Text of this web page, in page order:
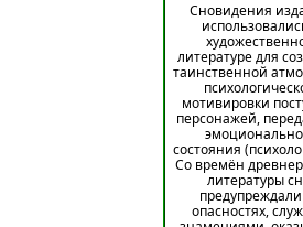
Сновидения
литературе для
таинственной
мотивировки
персонажей,
состояния
Со времён
литературы
опасностях,